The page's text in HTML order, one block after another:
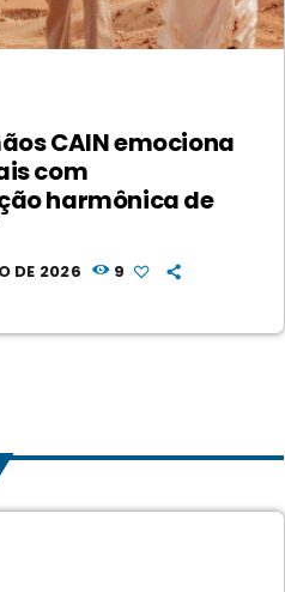
CAIN emociona
com
harmônica de
DE 2026 9